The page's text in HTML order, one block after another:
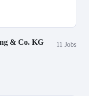
& Co. KG 11 Jobs